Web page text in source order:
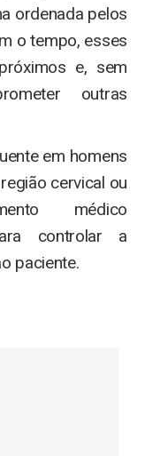
ordenada pelos
o tempo, esses
e, sem
outras
em homens
cervical ou
médico
controlar a
paciente.